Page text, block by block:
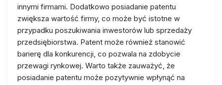
innymi firmami. Dodatkowo posiadanie patentu
zwiększa wartość firmy, co może być istotne w
przypadku poszukiwania inwestorów lub sprzedaży
przedsiębiorstwa. Patent może również stanowić
barierę dla konkurencji, co pozwala na zdobycie
przewagi rynkowej. Warto także zauważyć, że
posiadanie patentu może pozytywnie wpłynąć na